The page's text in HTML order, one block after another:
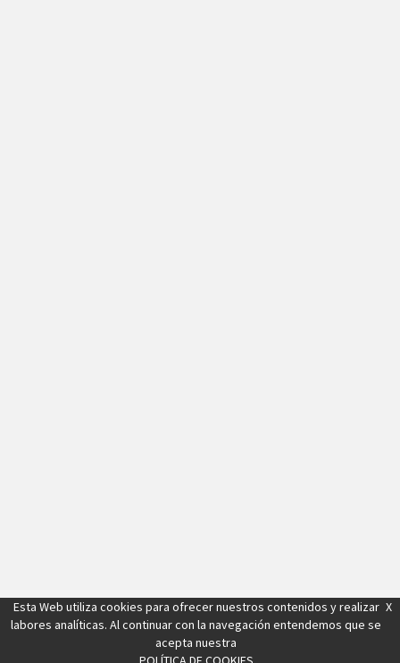
Esta Web utiliza cookies para ofrecer nuestros contenidos y realizar
labores analíticas. Al continuar con la navegación entendemos que se
acepta nuestra
X